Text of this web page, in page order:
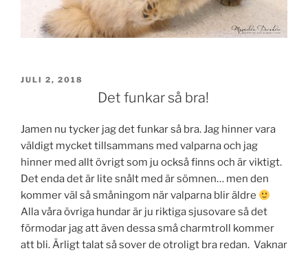
PUBLICERAT
JULI 2, 2018
Det funkar så bra!
Jamen nu tycker jag det funkar så bra. Jag hinner vara
väldigt mycket tillsammans med valparna och jag
hinner med allt övrigt som ju också finns och är viktigt.
Det enda det är lite snålt med är sömnen… men den
kommer väl så småningom när valparna blir äldre
Alla våra övriga hundar är ju riktiga sjusovare så det
förmodar jag att även dessa små charmtroll kommer
att bli. Ärligt talat så sover de otroligt bra redan. Vaknar